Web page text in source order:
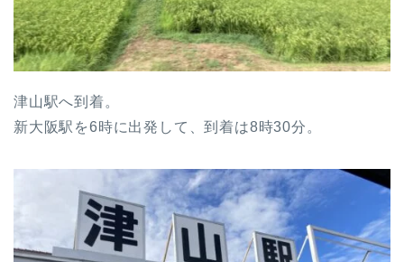
津山駅へ到着。
新大阪駅を6時に出発して、到着は8時30分。